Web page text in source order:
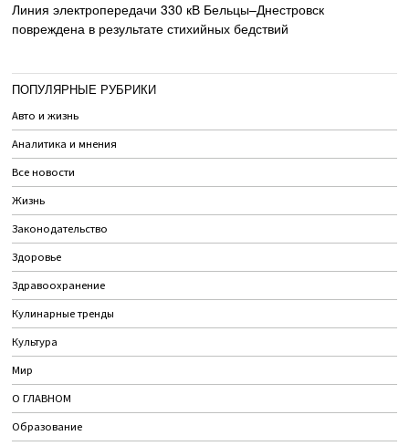
Линия электропередачи 330 кВ Бельцы–Днестровск
повреждена в результате стихийных бедствий
ПОПУЛЯРНЫЕ РУБРИКИ
Авто и жизнь
Аналитика и мнения
Все новости
Жизнь
Законодательство
Здоровье
Здравоохранение
Кулинарные тренды
Культура
Мир
О ГЛАВНОМ
Образование